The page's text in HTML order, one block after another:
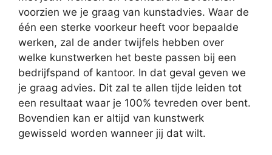
voorzien we je graag van kunstadvies. Waar de
één een sterke voorkeur heeft voor bepaalde
werken, zal de ander twijfels hebben over
welke kunstwerken het beste passen bij een
bedrijfspand of kantoor. In dat geval geven we
je graag advies. Dit zal te allen tijde leiden tot
een resultaat waar je 100% tevreden over bent.
Bovendien kan er altijd van kunstwerk
gewisseld worden wanneer jij dat wilt.